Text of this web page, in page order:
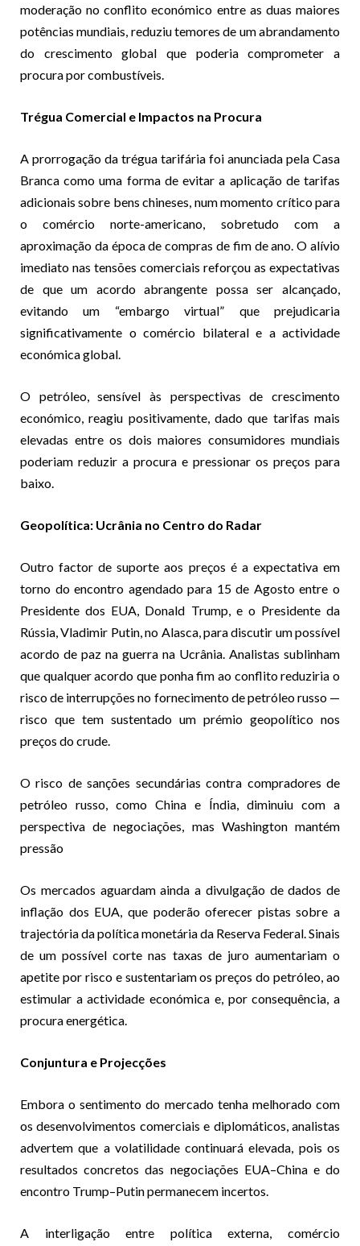
moderação no conflito económico entre as duas maiores
potências mundiais, reduziu temores de um abrandamento
do crescimento global que poderia comprometer a
procura por combustíveis.
Trégua Comercial e Impactos na Procura
A prorrogação da trégua tarifária foi anunciada pela Casa
Branca como uma forma de evitar a aplicação de tarifas
adicionais sobre bens chineses, num momento crítico para
o comércio norte-americano, sobretudo com a
aproximação da época de compras de fim de ano. O alívio
imediato nas tensões comerciais reforçou as expectativas
de que um acordo abrangente possa ser alcançado,
evitando um “embargo virtual” que prejudicaria
significativamente o comércio bilateral e a actividade
económica global.
O petróleo, sensível às perspectivas de crescimento
económico, reagiu positivamente, dado que tarifas mais
elevadas entre os dois maiores consumidores mundiais
poderiam reduzir a procura e pressionar os preços para
baixo.
Geopolítica: Ucrânia no Centro do Radar
Outro factor de suporte aos preços é a expectativa em
torno do encontro agendado para 15 de Agosto entre o
Presidente dos EUA, Donald Trump, e o Presidente da
Rússia, Vladimir Putin, no Alasca, para discutir um possível
acordo de paz na guerra na Ucrânia. Analistas sublinham
que qualquer acordo que ponha fim ao conflito reduziria o
risco de interrupções no fornecimento de petróleo russo —
risco que tem sustentado um prémio geopolítico nos
preços do crude.
O risco de sanções secundárias contra compradores de
petróleo russo, como China e Índia, diminuiu com a
perspectiva de negociações, mas Washington mantém
pressão
Os mercados aguardam ainda a divulgação de dados de
inflação dos EUA, que poderão oferecer pistas sobre a
trajectória da política monetária da Reserva Federal. Sinais
de um possível corte nas taxas de juro aumentariam o
apetite por risco e sustentariam os preços do petróleo, ao
estimular a actividade económica e, por consequência, a
procura energética.
Conjuntura e Projecções
Embora o sentimento do mercado tenha melhorado com
os desenvolvimentos comerciais e diplomáticos, analistas
advertem que a volatilidade continuará elevada, pois os
resultados concretos das negociações EUA–China e do
encontro Trump–Putin permanecem incertos.
A interligação entre política externa, comércio